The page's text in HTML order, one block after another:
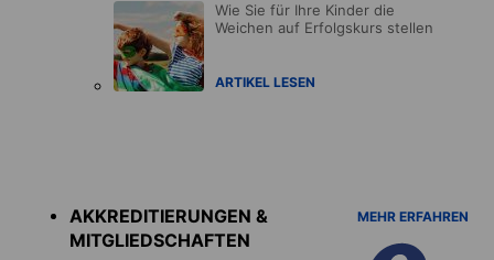
Wie Sie für Ihre Kinder die
Weichen auf Erfolgskurs stellen
ARTIKEL LESEN
AKKREDITIERUNGEN &
MITGLIEDSCHAFTEN
MEHR ERFAHREN